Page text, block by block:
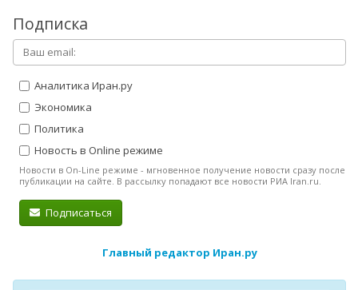
Подписка
Аналитика Иран.ру
Экономика
Политика
Новость в Online режиме
Новости в On-Line режиме - мгновенное получение новости сразу после
публикации на сайте. В рассылку попадают все новости РИА Iran.ru.
Подписаться
Главный редактор Иран.ру